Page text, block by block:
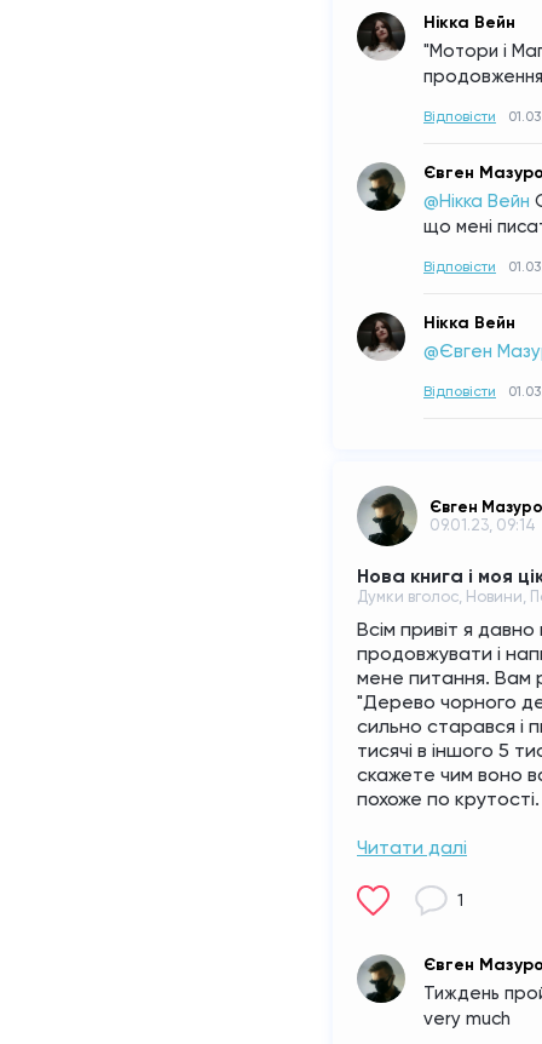
Нікка Вейн
"Мотори і
Відповісти
Євген
@Нікка Вейн
що мені
Відповісти
Нікка Вейн
@Євген
Відповісти
Євген
09.01.23, 09:14
Нова книга і моя
Думки вголос, Новини,
Всім привіт я
продовжувати і
мене питання. Вам
"Дерево чорного
сильно старався і
тисячі в іншого 5
скажете чим воно
похоже по
Читати далі
1
Євген
Тиждень
very much